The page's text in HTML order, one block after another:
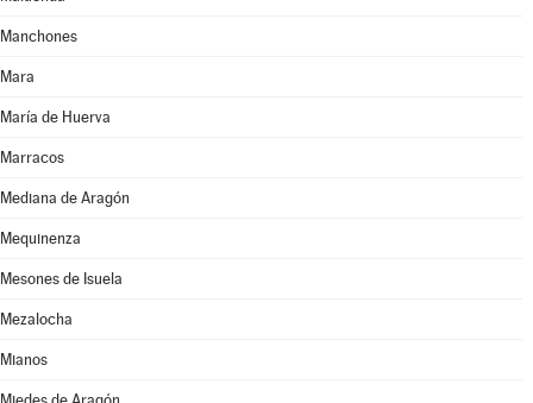
Manchones
Mara
María de Huerva
Marracos
Mediana de Aragón
Mequinenza
Mesones de Isuela
Mezalocha
Mianos